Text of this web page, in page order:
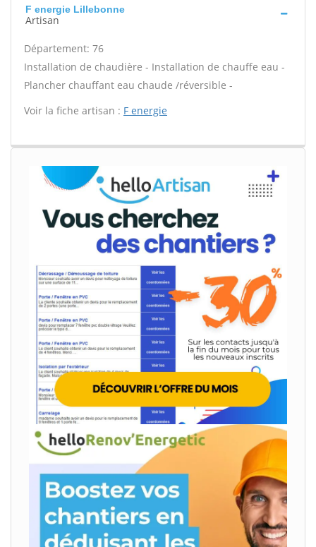
F energie Lillebonne
Artisan
Département: 76
Installation de chaudière - Installation de chauffe eau -
Plancher chauffant eau chaude /réversible -
Voir la fiche artisan : F energie